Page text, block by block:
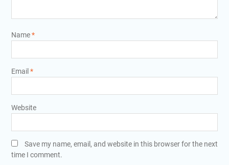
Name*
Email *
Website
Save my name, email, and website in this browser for the next
time I comment.